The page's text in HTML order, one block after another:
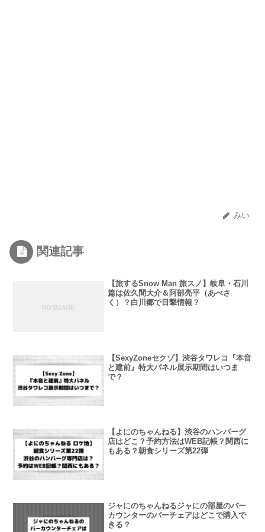
みい
関連記事
【旅するSnow Man 旅スノ】岐阜・石川
篇は佐久間大介＆阿部亮平（あべさ
く）？白川郷で目撃情報？
【SexyZoneセクゾ】渋谷タワレコ『本音
と建前』特大パネル展示期間はいつま
で？
【よにのちゃんねる】渋谷のハンバーグ
店はどこ？予約方法はWEB記帳？関西に
もある？朝食シリーズ第22弾
ジャにのちゃんねるジャにの部屋のバー
カウンターのバーチェアはどこで購入で
きる？